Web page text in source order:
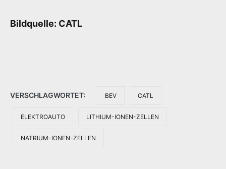
Bildquelle: CATL
VERSCHLAGWORTET: BEV CATL
ELEKTROAUTO LITHIUM-IONEN-ZELLEN
NATRIUM-IONEN-ZELLEN